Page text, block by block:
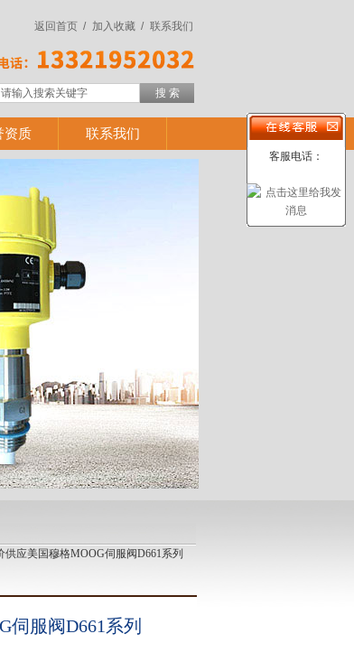
联系我们
加入收藏 /
返回首页 /
资质 联系我们
供应美国穆格MOOG伺服阀D661系列
伺服阀D661系列
客服电话：